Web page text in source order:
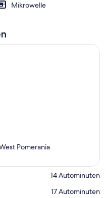
Mikrowelle
Pomerania
‪14 Autominuten‬
‪17 Autominuten‬